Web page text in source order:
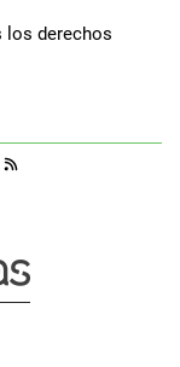
los derechos
Discover